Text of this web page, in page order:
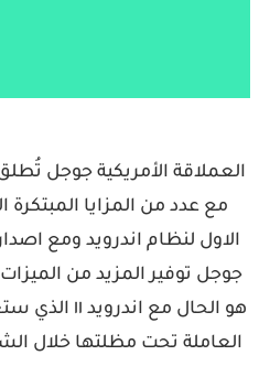
مع عدد من المزايا المبتكرة
الاول لنظام اندرويد ومع
جوجل توفير المزيد من
هو الحال مع
العاملة تحت مظلتها خلال